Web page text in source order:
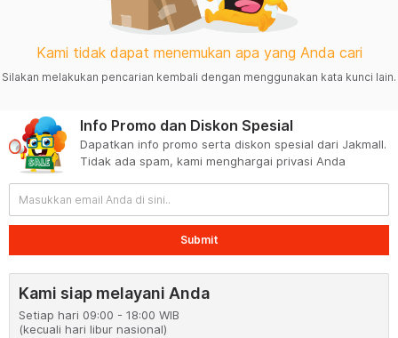
Kami tidak dapat menemukan apa yang Anda cari
Silakan melakukan pencarian kembali dengan menggunakan kata kunci lain.
Info Promo dan Diskon Spesial
Dapatkan info promo serta diskon spesial dari Jakmall.
Tidak ada spam, kami menghargai privasi Anda
Submit
Kami siap melayani Anda
Setiap hari 09:00 - 18:00 WIB
(kecuali hari libur nasional)